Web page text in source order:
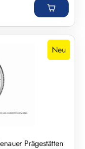
Neu
Prägestätten